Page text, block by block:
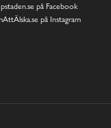
på Facebook
på Instagram